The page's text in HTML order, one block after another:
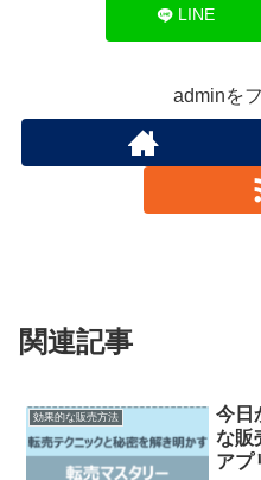
LINE
adminを
関連記事
効果的な販売方法
今日
な販
アプ